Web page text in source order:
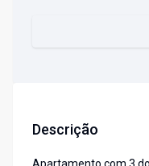
Descrição